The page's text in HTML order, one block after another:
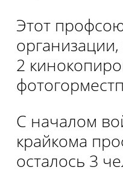
Этот
2
С началом
крайкома
осталось 3